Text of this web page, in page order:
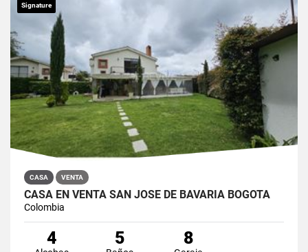
Signature
CASA VENTA
CASA EN VENTA SAN JOSÉ DE BAVARIA BOGOTÁ
Colombia
4 5 8